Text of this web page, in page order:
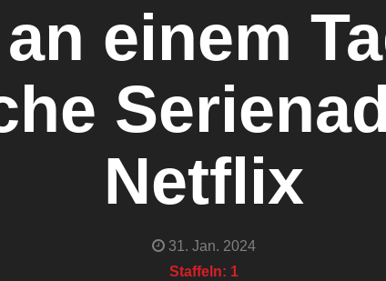
einem
Netflix
31. Jan. 2024
Staffeln: 1